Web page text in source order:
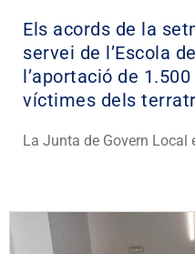
Els acords de la
servei de l’Escola
l’aportació de
víctimes dels
La Junta de Govern Local